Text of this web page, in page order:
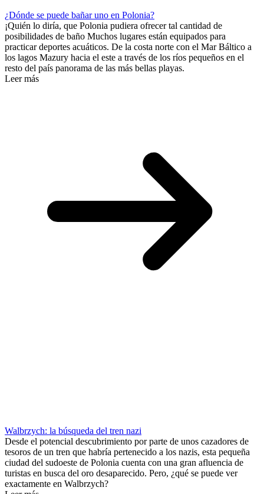
¿Dónde se puede bañar uno en Polonia?
¡Quién lo diría, que Polonia pudiera ofrecer tal cantidad de
posibilidades de baño Muchos lugares están equipados para
practicar deportes acuáticos. De la costa norte con el Mar Báltico a
los lagos Mazury hacia el este a través de los ríos pequeños en el
resto del país panorama de las más bellas playas.
Leer más
Walbrzych: la búsqueda del tren nazi
Desde el potencial descubrimiento por parte de unos cazadores de
tesoros de un tren que habría pertenecido a los nazis, esta pequeña
ciudad del sudoeste de Polonia cuenta con una gran afluencia de
turistas en busca del oro desaparecido. Pero, ¿qué se puede ver
exactamente en Walbrzych?